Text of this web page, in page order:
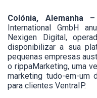
Colónia, Alemanha –
International GmbH
Nexigen Digital,
disponibilizar a sua
pequenas empresas
o rippaMarketing, uma
marketing tudo-em-um
para clientes VentraIP.